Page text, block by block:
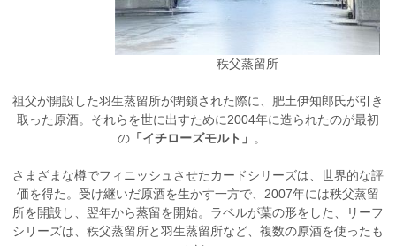
秩父蒸留所
祖父が開設した羽生蒸留所が閉鎖された際に、肥土伊知郎氏が引き
取った原酒。それらを世に出すために2004年に造られたのが最初
の 「イチローズモルト」 。
さまざまな樽でフィニッシュさせたカードシリーズは、世界的な評
価を得た。受け継いだ原酒を生かす一方で、2007年には秩父蒸留
所を開設し、翌年から蒸留を開始。ラベルが葉の形をした、リーフ
シリーズは、秩父蒸留所と羽生蒸留所など、複数の原酒を使ったも